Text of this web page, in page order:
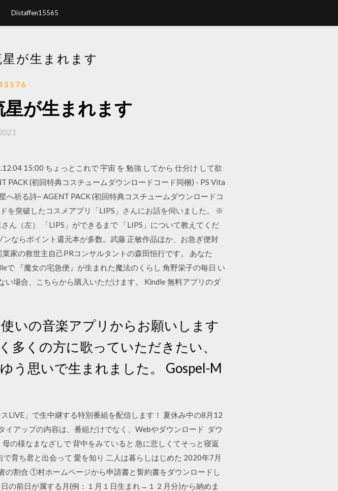
Distaffen15565
が生まれます
が生まれます
15:00 ちょっとこれで 宇宙 を 勉強 してから 仕分け して欲
PACK (初回特典コスチュームダウンロードコード同梱) - PS Vita
祈る詩~ AGENT PACK (初回特典コスチュームダウンロードコ
を突破したコスメアプリ「LIPS」さんにお話を伺いました。 ※
ん（左） 「LIPS」ができるまで 「LIPS」について教えてくだ
ならポイント還元本が多数。武藤 正敏作品ほか、お急ぎ便対
家の救世主自己PRコンサルタントの森田恒行です。 あなた
『魔女の宅急便』が生まれた魔法のくらし 角野栄子の毎日 い
場合、こちらから購入いただけます。 Kindle 無料アプリのダ
いの音楽アプリからお願いします
多くの方に歌っていただきたい、
う思いで生まれました。 Gospel-M
LiVE」で生中継する特別番組を配信します！ 夏休み中の8月12
アップの内容は、番組だけでなく、Webやダウンロード ダウ
の様なまなざしで 背中をみていると 急に悲しくてそっと寝返
育ち君と出会って 愛を知り 二人は暮らしはじめた 2020年7月
割合 ①村ホームページから申請書と誓約書をダウンロードし
の前日が属する月(例：１月１日生まれ→１２月分)から納めま